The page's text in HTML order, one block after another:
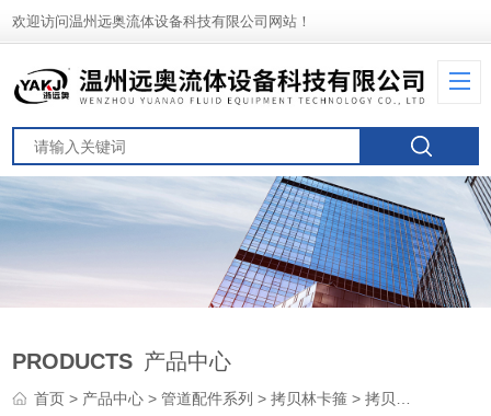
欢迎访问温州远奥流体设备科技有限公司网站！
PRODUCTS 产品中心
首页> 产品中心 >管道配件系列 >拷贝林卡箍 > 拷贝林卡箍